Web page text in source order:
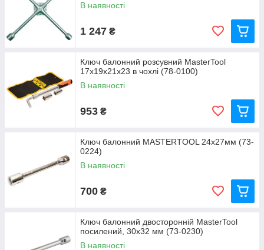
В наявності
1 247 ₴
Ключ балонний розсувний MasterTool
17x19x21x23 в чохлі (78-0100)
В наявності
953 ₴
Ключ балонний MASTERTOOL 24x27мм (73-
0224)
В наявності
700 ₴
Ключ балонний двосторонній MasterTool
посилений, 30x32 мм (73-0230)
В наявності